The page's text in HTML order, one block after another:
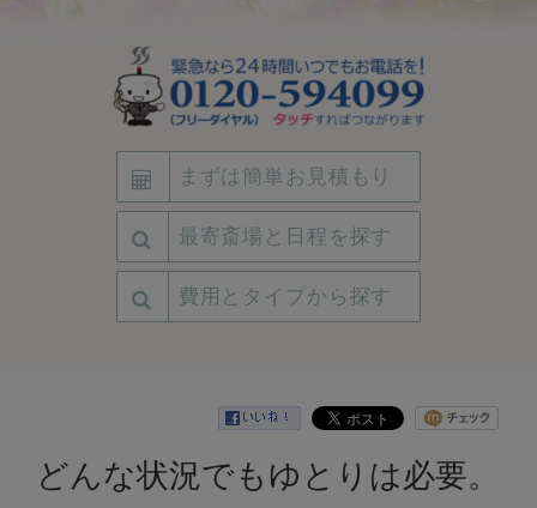
まずは簡単お見積もり
最寄斎場と日程を探す
費用とタイプから探す
どんな状況でもゆとりは必要。